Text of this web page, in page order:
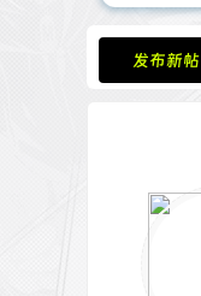
发布新帖